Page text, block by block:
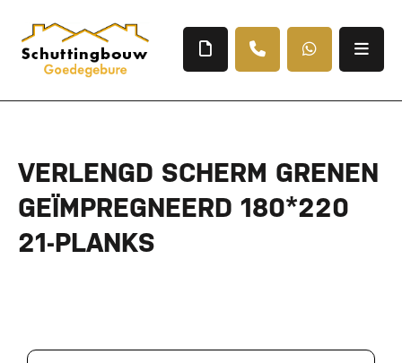
VERLENGD SCHERM GRENEN
GEÏMPREGNEERD 180*220
21-PLANKS